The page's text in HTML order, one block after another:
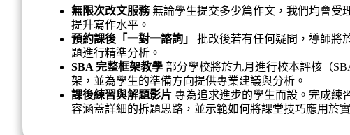
無限次改文服務無論學生提交多少篇作文，我們均會受
提升寫作水平。
預約課後「一對一諮詢」
批改後若有任何疑問，導師將
題進行精準分析。
SBA 完整框架教學 部分學校將於九月進行校本評核（
架，並為學生的準備方向提供專業建議與分析。
課後練習與解題影片 專為追求進步的學生而設。完成練
容涵蓋詳細的拆題思路，並示範如何將課堂技巧應用於